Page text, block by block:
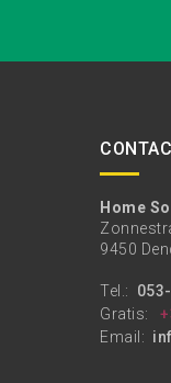
Home
9450
Tel.:
Gratis:
Email: